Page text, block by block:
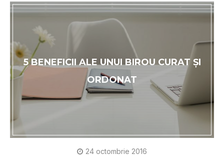
5 BENEFICII ALE UNUI BIROU CURAT ŞI
ORDONAT
24 octombrie 2016